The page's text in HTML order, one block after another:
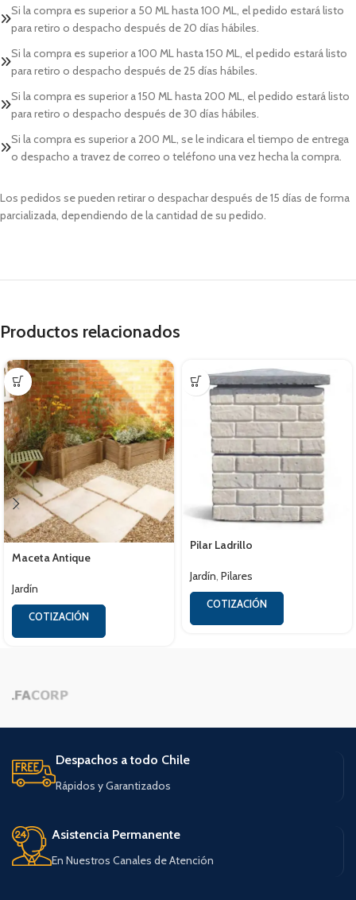
Si la compra es superior a 50 ML hasta 100 ML, el pedido estará listo
para retiro o despacho después de 20 días hábiles.
Si la compra es superior a 100 ML hasta 150 ML, el pedido estará listo
para retiro o despacho después de 25 días hábiles.
Si la compra es superior a 150 ML hasta 200 ML, el pedido estará listo
para retiro o despacho después de 30 días hábiles.
Si la compra es superior a 200 ML, se le indicara el tiempo de entrega
o despacho a travez de correo o teléfono una vez hecha la compra.
Los pedidos se pueden retirar o despachar después de 15 días de forma
parcializada, dependiendo de la cantidad de su pedido.
Productos relacionados
Maceta Antique
Jardín
COTIZACIÓN
Pilar Ladrillo
Jardín, Pilares
COTIZACIÓN
Despachos a todo Chile
Rápidos y Garantizados
Asistencia Permanente
En Nuestros Canales de Atención